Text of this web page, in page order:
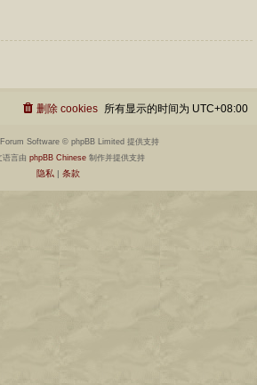
所有显示的时间为 UTC+08:00
删除 cookies
Software © phpBB Limited 提供支持
语言由 phpBB Chinese 制作并提供支持
隐私| 条款